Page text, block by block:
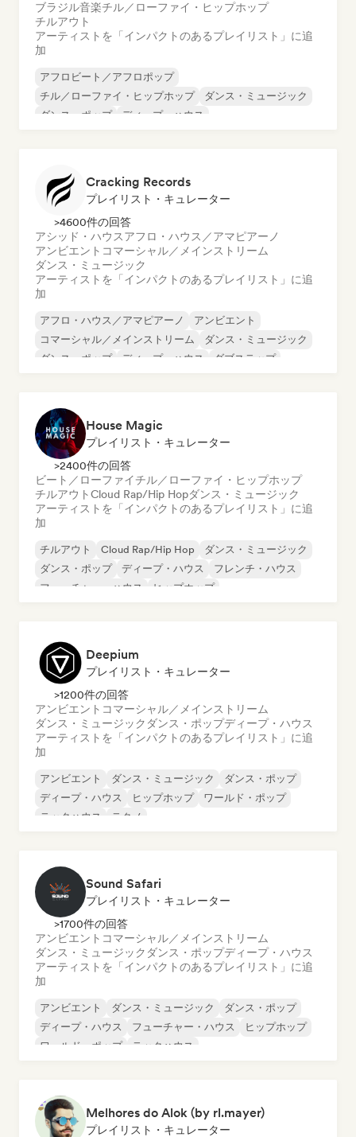
ブラジル音楽チル／ローファイ・ヒップホップ
チルアウト
アーティストを「インパクトのあるプレイリスト」に追
加
アフロビート／アフロポップ
チル／ローファイ・ヒップホップ
ダンス・ミュージック
ダンス・ポップ
ディープ・ハウス
Cracking Records
プレイリスト・キュレーター
>4600件の回答
アシッド・ハウスアフロ・ハウス／アマピアーノ
アンビエント コマーシャル／メインストリーム
ダンス・ミュージック
アーティストを「インパクトのあるプレイリスト」に追
加
アフロ・ハウス／アマピアーノ
アンビエント
コマーシャル／メインストリーム
ダンス・ミュージック
ダンス・ポップ
ディープ・ハウス
ダブステップ
House Magic
プレイリスト・キュレーター
>2400件の回答
ビート／ローファイチル／ローファイ・ヒップホップ
チルアウトCloud Rap/Hip Hopダンス・ミュージック
アーティストを「インパクトのあるプレイリスト」に追
加
チルアウト Cloud Rap/Hip Hop
ダンス・ミュージック
ダンス・ポップ
ディープ・ハウス
フレンチ・ハウス
フューチャー・ハウス
ヒップホップ
Deepium
プレイリスト・キュレーター
>1200件の回答
アンビエント コマーシャル／メインストリーム
ダンス・ミュージック ダンス・ポップディープ・ハウス
アーティストを「インパクトのあるプレイリスト」に追
加
アンビエント ダンス・ミュージック
ダンス・ポップ
ディープ・ハウス
ヒップホップ
ワールド・ポップ
テックハウス
テクノ
Sound Safari
プレイリスト・キュレーター
>1700件の回答
アンビエント コマーシャル／メインストリーム
ダンス・ミュージック ダンス・ポップディープ・ハウス
アーティストを「インパクトのあるプレイリスト」に追
加
アンビエント ダンス・ミュージック
ダンス・ポップ
ディープ・ハウス
フューチャー・ハウス
ヒップホップ
ワールド・ポップ
テックハウス
Melhores do Alok (by rl.mayer)
プレイリスト・キュレーター